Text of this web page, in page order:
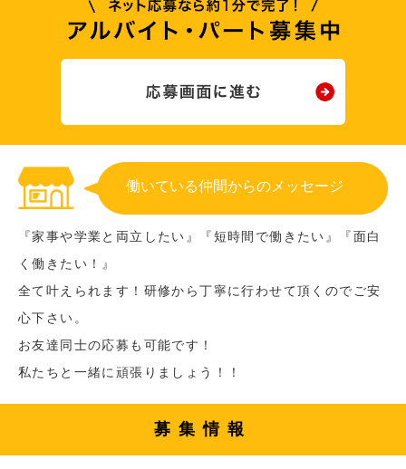
働いている仲間からのメッセージ
『家事や学業と両立したい』『短時間で働きたい』『面白
く働きたい！』
全て叶えられます！研修から丁寧に行わせて頂くのでご安
心下さい。
お友達同士の応募も可能です！
私たちと一緒に頑張りましょう！！
募集情報